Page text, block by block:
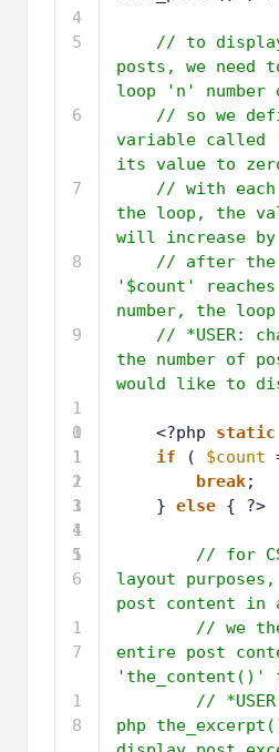
4
5
6
7
8
9
1
0
1
1
1
2
1
3
1
4
1
5
1
6
1
7
1
8
// to
posts, we need
loop 'n' number
// so we
variable called
its value to
// with
the loop, the
will increase by
// after the
'$count'
number, the
// *USER:
the number of
would like to
<?php static
if
( $count
break;
} else { ?>
// for
layout
post content in
// we
entire post
'the_content()'
//
php